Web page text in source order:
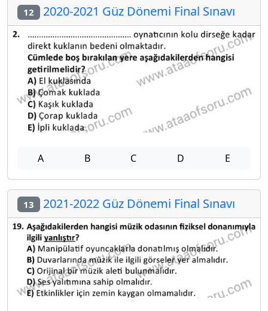
12 2020-2021 Güz Dönemi Final Sınavı
A B C D E
13 2021-2022 Güz Dönemi Final Sınavı